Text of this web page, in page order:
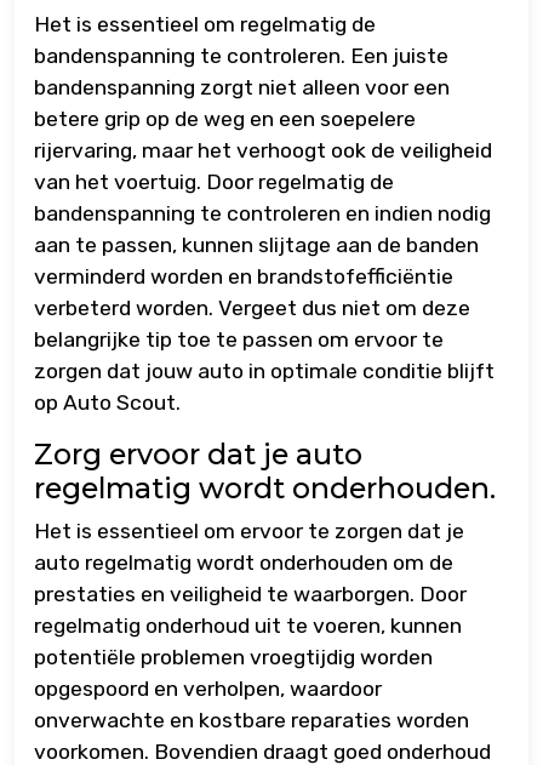
Het is essentieel om regelmatig de
bandenspanning te controleren. Een juiste
bandenspanning zorgt niet alleen voor een
betere grip op de weg en een soepelere
rijervaring, maar het verhoogt ook de veiligheid
van het voertuig. Door regelmatig de
bandenspanning te controleren en indien nodig
aan te passen, kunnen slijtage aan de banden
verminderd worden en brandstofefficiëntie
verbeterd worden. Vergeet dus niet om deze
belangrijke tip toe te passen om ervoor te
zorgen dat jouw auto in optimale conditie blijft
op Auto Scout.
Zorg ervoor dat je auto
regelmatig wordt onderhouden.
Het is essentieel om ervoor te zorgen dat je
auto regelmatig wordt onderhouden om de
prestaties en veiligheid te waarborgen. Door
regelmatig onderhoud uit te voeren, kunnen
potentiële problemen vroegtijdig worden
opgespoord en verholpen, waardoor
onverwachte en kostbare reparaties worden
voorkomen. Bovendien draagt goed onderhoud